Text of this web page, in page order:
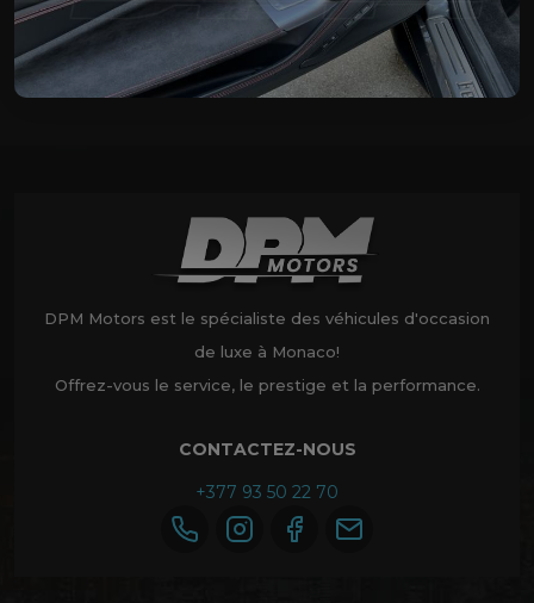
DPM Motors est le spécialiste des véhicules d'occasion
de luxe à Monaco!
Offrez-vous le service, le prestige et la performance.
CONTACTEZ-NOUS
+377 93 50 22 70